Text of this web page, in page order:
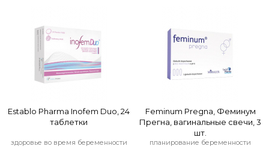
Establo Pharma Inofem Duo, 24
таблетки
здоровье во время беременности
Feminum Pregna, Феминум
Прегна, вагинальные свечи, 3
шт.
планирование беременности